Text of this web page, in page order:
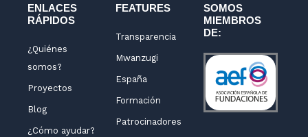
m
ENLACES
RÁPIDOS
¿Quiénes
somos?
Proyectos
Blog
¿Cómo ayudar?
FEATURES
Transparencia
Mwanzugi
España
Formación
Patrocinadores
SOMOS
MIEMBROS
DE: